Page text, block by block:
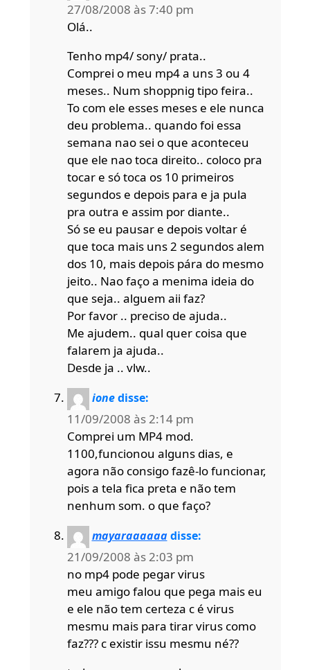
27/08/2008 às 7:40 pm
Olá..
Tenho mp4/ sony/ prata..
Comprei o meu mp4 a uns 3 ou 4
meses.. Num shoppnig tipo feira..
To com ele esses meses e ele nunca
deu problema.. quando foi essa
semana nao sei o que aconteceu
que ele nao toca direito.. coloco pra
tocar e só toca os 10 primeiros
segundos e depois para e ja pula
pra outra e assim por diante..
Só se eu pausar e depois voltar é
que toca mais uns 2 segundos alem
dos 10, mais depois pára do mesmo
jeito.. Nao faço a menima ideia do
que seja.. alguem aii faz?
Por favor .. preciso de ajuda..
Me ajudem.. qual quer coisa que
falarem ja ajuda..
Desde ja .. vlw..
ione disse:
11/09/2008 às 2:14 pm
Comprei um MP4 mod.
1100,funcionou alguns dias, e
agora não consigo fazê-lo funcionar,
pois a tela fica preta e não tem
nenhum som. o que faço?
mayaraaaaaa disse:
21/09/2008 às 2:03 pm
no mp4 pode pegar virus
meu amigo falou que pega mais eu
e ele não tem certeza c é virus
mesmu mais para tirar virus como
faz??? c existir issu mesmu né??